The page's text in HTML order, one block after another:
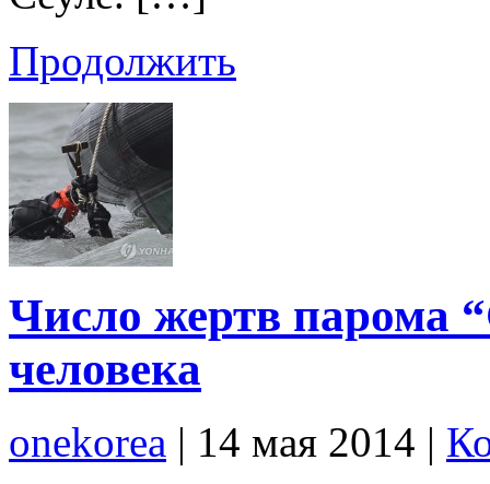
Продолжить
Число жертв парома
человека
onekorea | 14 мая 2014 |